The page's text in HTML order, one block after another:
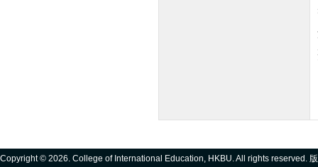
Copyright © 2026. College of International Education, HKBU. All rights reserved.